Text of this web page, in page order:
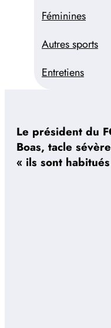
Féminines
Autres sports
Entretiens
Le président du
Boas, tacle
« ils sont